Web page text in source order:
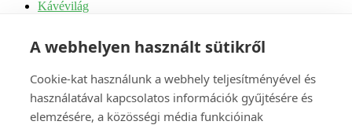
A webhelyen használt sütikről
Cookie-kat használunk a webhely teljesítményével és
használatával kapcsolatos információk gyűjtésére és
elemzésére, a közösségi média funkcióinak
Kávévilág
Tea
Kávégépek szervizelése